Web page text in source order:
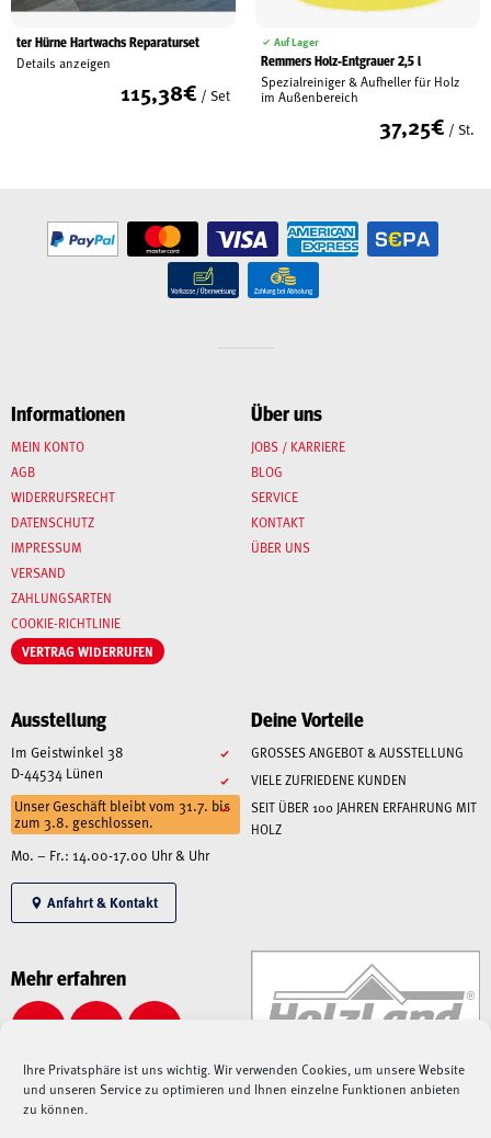
Ihre Privatsphäre ist uns wichtig. Wir verwenden Cookies, um unsere Website
und unseren Service zu optimieren und Ihnen einzelne Funktionen anbieten
zu können.
ter Hürne Hartwachs Reparaturset
Details anzeigen
115,38€ / Set
Auf Lager
Remmers Holz-Entgrauer 2,5 l
Spezialreiniger & Aufheller für Holz
im Außenbereich
37,25€ / St.
Informationen
MEIN KONTO
AGB
WIDERRUFSRECHT
DATENSCHUTZ
IMPRESSUM
VERSAND
ZAHLUNGSARTEN
COOKIE-RICHTLINIE
VERTRAG WIDERRUFEN
Über uns
JOBS / KARRIERE
BLOG
SERVICE
KONTAKT
ÜBER UNS
Ausstellung
Im Geistwinkel 38
D-44534 Lünen
Unser Geschäft bleibt vom 31.7. bis
zum 3.8. geschlossen.
Mo. – Fr.: 14.00-17.00 Uhr & Uhr
Anfahrt & Kontakt
Deine Vorteile
GROSSES ANGEBOT & AUSSTELLUNG
VIELE ZUFRIEDENE KUNDEN
SEIT ÜBER 100 JAHREN ERFAHRUNG MIT
HOLZ
Mehr erfahren